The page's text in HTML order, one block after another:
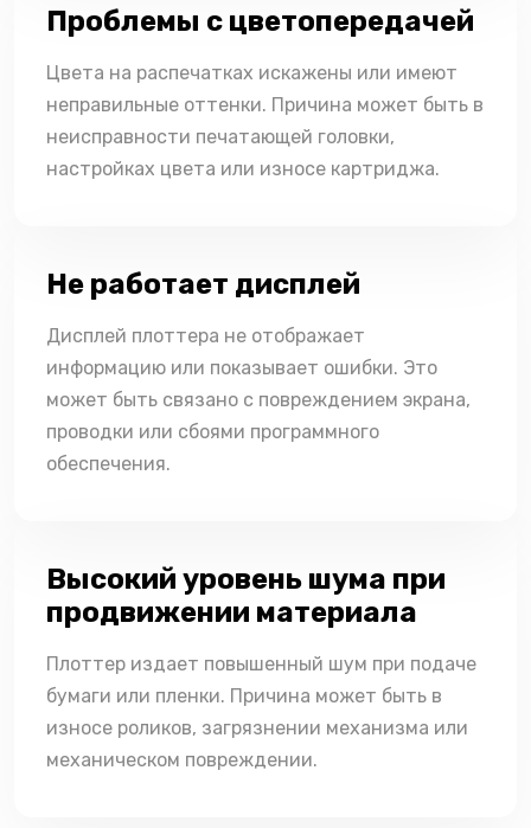
Проблемы с цветопередачей
Цвета на распечатках искажены или имеют
неправильные оттенки. Причина может быть в
неисправности печатающей головки,
настройках цвета или износе картриджа.
Не работает дисплей
Дисплей плоттера не отображает
информацию или показывает ошибки. Это
может быть связано с повреждением экрана,
проводки или сбоями программного
обеспечения.
Высокий уровень шума при
продвижении материала
Плоттер издает повышенный шум при подаче
бумаги или пленки. Причина может быть в
износе роликов, загрязнении механизма или
механическом повреждении.